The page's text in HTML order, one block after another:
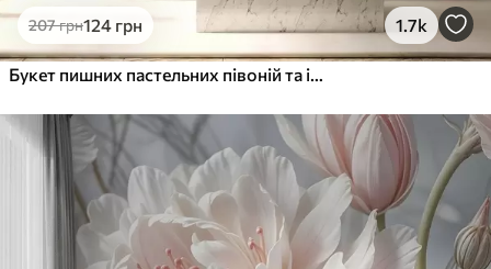
207грн124 грн 1.7k